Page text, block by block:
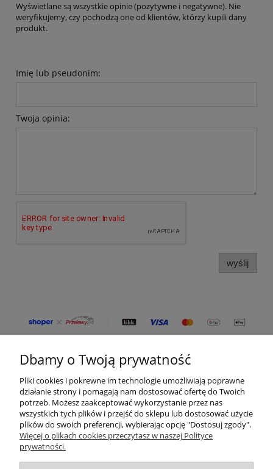
Wyświetlane są wszystkie opinie (pozytywne i negatywne). Nie
weryfikujemy, czy pochodzą one od klientów, którzy kupili dany
produkt.
Imię lub pseudonim:
Twoja opinia:
wyślij
Moje konto
Płatności i dostawa
Informacje
Dbamy o Twoją prywatność
Pliki cookies i pokrewne im technologie umożliwiają poprawne
działanie strony i pomagają nam dostosować ofertę do Twoich
potrzeb. Możesz zaakceptować wykorzystanie przez nas
wszystkich tych plików i przejść do sklepu lub dostosować użycie
plików do swoich preferencji, wybierając opcję "Dostosuj zgody".
Więcej o plikach cookies przeczytasz w naszej Polityce
prywatności.